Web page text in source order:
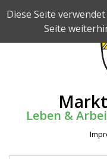
Diese Seite
Seite
Leben &